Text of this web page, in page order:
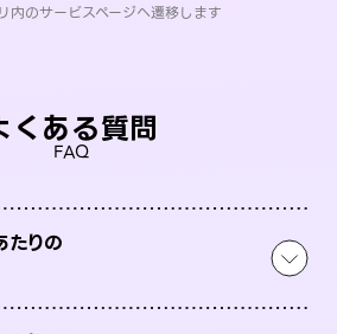
のサービスページへ遷移します
くある質問
FAQ
たりの